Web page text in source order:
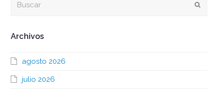
Archivos
agosto 2026
julio 2026